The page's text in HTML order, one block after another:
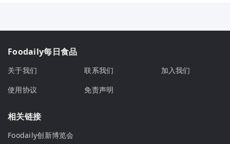
Foodaily每日食品
关于我们 联系我们
加入我们
使用协议
免责声明
相关链接
Foodaily创新博览会